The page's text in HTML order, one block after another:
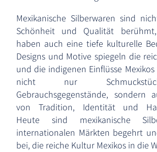
Mexikanische Silberwaren sind
Schönheit und Qualität
haben auch eine tiefe kulturelle
Designs und Motive spiegeln die
und die indigenen Einflüsse Mexikos
nicht nur
Gebrauchsgegenstände, sondern
von Tradition, Identität und
Heute sind mexikanische
internationalen Märkten begehrt
bei, die reiche Kultur Mexikos in die